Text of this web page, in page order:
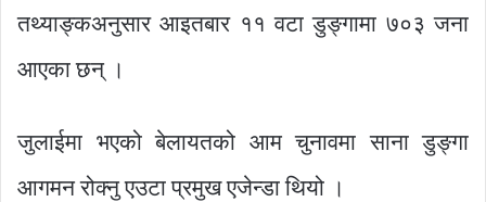
तथ्याङ्कअनुसार आइतबार ११ वटा डुङ्गामा ७०३ जना
आएका छन् ।
जुलाईमा भएको बेलायतको आम चुनावमा साना डुङ्गा
आगमन रोक्नु एउटा प्रमुख एजेन्डा थियो ।